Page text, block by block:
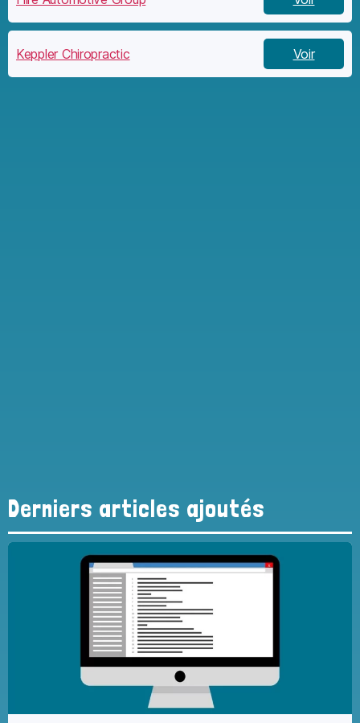
Keppler Chiropractic Voir
Derniers articles ajoutés